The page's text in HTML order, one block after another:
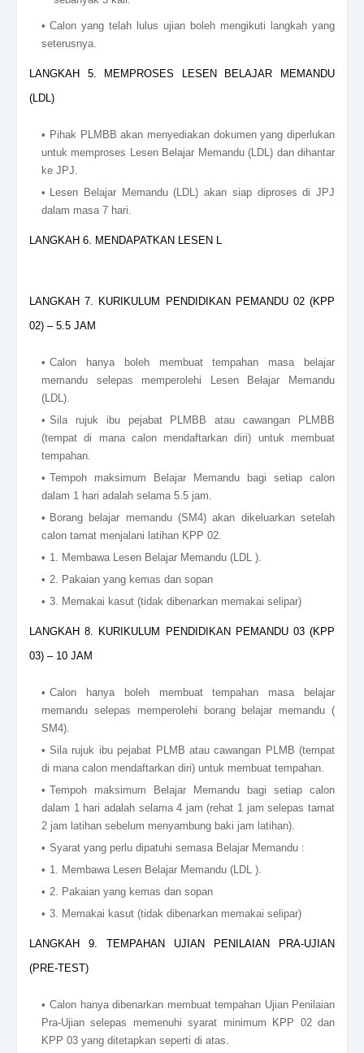
Calon yang telah lulus ujian boleh mengikuti langkah yang
seterusnya.
LANGKAH 5. MEMPROSES LESEN BELAJAR MEMANDU
(LDL)
Pihak PLMBB akan menyediakan dokumen yang diperlukan
untuk memproses Lesen Belajar Memandu (LDL) dan dihantar
ke JPJ.
Lesen Belajar Memandu (LDL) akan siap diproses di JPJ
dalam masa 7 hari.
LANGKAH 6. MENDAPATKAN LESEN L
LANGKAH 7. KURIKULUM PENDIDIKAN PEMANDU 02 (KPP
02) – 5.5 JAM
Calon hanya boleh membuat tempahan masa belajar
memandu selepas memperolehi Lesen Belajar Memandu
(LDL).
Sila rujuk ibu pejabat PLMBB atau cawangan PLMBB
(tempat di mana calon mendaftarkan diri) untuk membuat
tempahan.
Tempoh maksimum Belajar Memandu bagi setiap calon
dalam 1 hari adalah selama 5.5 jam.
Borang belajar memandu (SM4) akan dikeluarkan setelah
calon tamat menjalani latihan KPP 02.
1. Membawa Lesen Belajar Memandu (LDL ).
2. Pakaian yang kemas dan sopan
3. Memakai kasut (tidak dibenarkan memakai selipar)
LANGKAH 8. KURIKULUM PENDIDIKAN PEMANDU 03 (KPP
03) – 10 JAM
Calon hanya boleh membuat tempahan masa belajar
memandu selepas memperolehi borang belajar memandu (
SM4).
Sila rujuk ibu pejabat PLMB atau cawangan PLMB (tempat
di mana calon mendaftarkan diri) untuk membuat tempahan.
Tempoh maksimum Belajar Memandu bagi setiap calon
dalam 1 hari adalah selama 4 jam (rehat 1 jam selepas tamat
2 jam latihan sebelum menyambung baki jam latihan).
Syarat yang perlu dipatuhi semasa Belajar Memandu :
1. Membawa Lesen Belajar Memandu (LDL ).
2. Pakaian yang kemas dan sopan
3. Memakai kasut (tidak dibenarkan memakai selipar)
LANGKAH 9. TEMPAHAN UJIAN PENILAIAN PRA-UJIAN
(PRE-TEST)
Calon hanya dibenarkan membuat tempahan Ujian Penilaian
Pra-Ujian selepas memenuhi syarat minimum KPP 02 dan
KPP 03 yang ditetapkan seperti di atas.